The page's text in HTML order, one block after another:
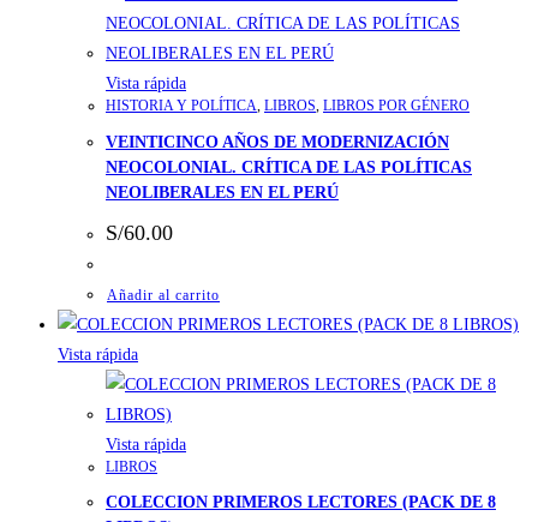
Vista rápida
HISTORIA Y POLÍTICA, LIBROS, LIBROS POR GÉNERO
VEINTICINCO AÑOS DE MODERNIZACIÓN
NEOCOLONIAL. CRÍTICA DE LAS POLÍTICAS
NEOLIBERALES EN EL PERÚ
S/60.00
Añadir al carrito
Vista rápida
Vista rápida
LIBROS
COLECCION PRIMEROS LECTORES (PACK DE 8